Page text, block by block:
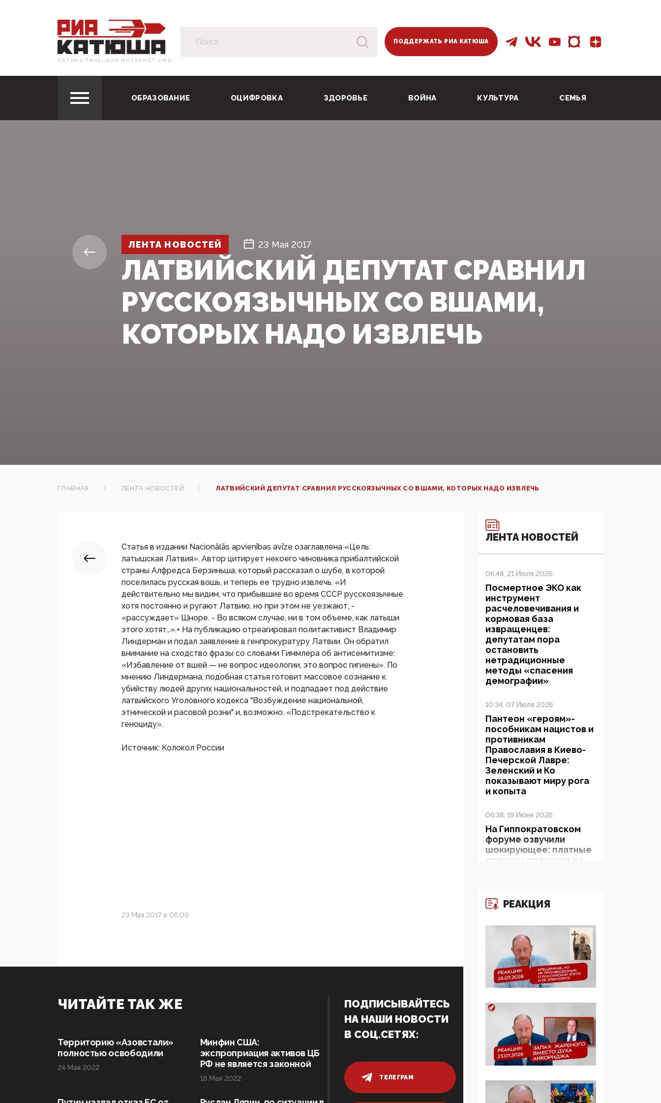
ПАТРИОТИЧЕСКОЕ ИНТЕРНЕТ СМИ
ПОДДЕРЖАТЬ РИА КАТЮША
ОБРАЗОВАНИЕ ОЦИФРОВКА ЗДОРОВЬЕ ВОЙНА КУЛЬТУРА СЕМЬЯ
ЛЕНТА НОВОСТЕЙ 23 Мая 2017
ЛАТВИЙСКИЙ ДЕПУТАТ СРАВНИЛ
РУССКОЯЗЫЧНЫХ СО ВШАМИ,
КОТОРЫХ НАДО ИЗВЛЕЧЬ
ГЛАВНАЯ ЛЕНТА НОВОСТЕЙ ЛАТВИЙСКИЙ ДЕПУТАТ СРАВНИЛ РУССКОЯЗЫЧНЫХ СО ВШАМИ, КОТОРЫХ НАДО ИЗВЛЕЧЬ
Статья в издании Nacionālās apvienības avīzе озаглавлена «Цель:
латышская Латвия». Автор цитирует некоего чиновника прибалтийской
страны Алфредса Берзиньша, который рассказал о шубе, в которой
поселилась русская вошь, и теперь ее трудно извлечь. «И
действительно мы видим, что прибывшие во время СССР русскоязычные
хотя постоянно и ругают Латвию, но при этом не уезжают, -
«рассуждает» Шноре. - Во всяком случае, ни в том объеме, как латыши
этого хотят…».+ На публикацию отреагировал политактивист Владимир
Линдерман и подал заявление в генпрокуратуру Латвии. Он обратил
внимание на сходство фразы со словами Гиммлера об антисемитизме:
«Избавление от вшей — не вопрос идеологии, это вопрос гигиены». По
мнению Линдермана, подобная статья готовит массовое сознание к
убийству людей других национальностей, и подпадает под действие
латвийского Уголовного кодекса "Возбуждение национальной,
этнической и расовой розни" и, возможно, «Подстрекательство к
геноциду».
Источник: Колокол России
23 Мая 2017 в 06:09
ЛЕНТА НОВОСТЕЙ
06:48, 21 Июля 2026
Посмертное ЭКО как
инструмент
расчеловечивания и
кормовая база
извращенцев:
депутатам пора
остановить
нетрадиционные
методы «спасения
демографии»
10:34, 07 Июля 2026
Пантеон «героям»-
пособникам нацистов и
противникам
Православия в Киево-
Печерской Лавре:
Зеленский и Ко
показывают миру рога
и копыта
06:38, 19 Июня 2026
На Гиппократовском
форуме озвучили
шокирующее: платные
опекуны получают из
Обществознания под
редакцией Медведева:
суверенитет,
традиционные
ценности и немного
двоемыслия
11:53, 09 Июня 2026
Прокуратура наконец
увидела
экстремистскую
деятельность ИИТО
цифроглобалисты
продолжают
РЕАКЦИЯ
ЧИТАЙТЕ ТАК ЖЕ
Территорию «Азовстали»
полностью освободили
24 Мая 2022
Минфин США:
экспроприация активов ЦБ
РФ не является законной
18 Мая 2022
ПОДПИСЫВАЙТЕСЬ
НА НАШИ НОВОСТИ
В СОЦ.СЕТЯХ:
ТЕЛЕГРАМ